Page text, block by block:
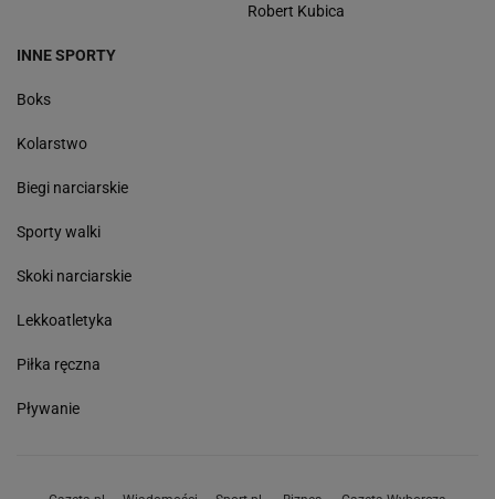
Robert Kubica
INNE SPORTY
Boks
Kolarstwo
Biegi narciarskie
Sporty walki
Skoki narciarskie
Lekkoatletyka
Piłka ręczna
Pływanie